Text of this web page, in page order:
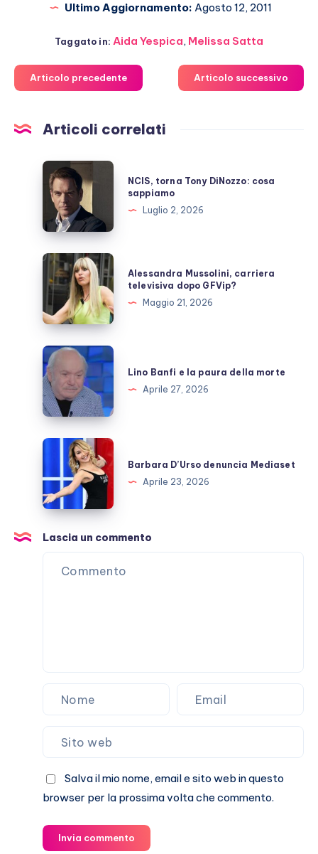
Ultimo Aggiornamento: Agosto 12, 2011
Taggato in: Aida Yespica, Melissa Satta
Articolo precedente Articolo successivo
Articoli correlati
NCIS,
torna
Tony
DiNozzo:
cosa
sappiamo
NCIS, torna Tony DiNozzo: cosa
sappiamo
Luglio 2, 2026
Alessandra
Mussolini,
carriera
televisiva
dopo
GFVip?
Alessandra Mussolini, carriera
televisiva dopo GFVip?
Maggio 21, 2026
Lino
Banfi
e
la
paura
della
morte
Lino Banfi e la paura della morte
Aprile 27, 2026
Barbara
D’Urso
denuncia
Mediaset
Barbara D’Urso denuncia Mediaset
Aprile 23, 2026
Lascia un commento
Salva il mio nome, email e sito web in questo
browser per la prossima volta che commento.
Invia commento